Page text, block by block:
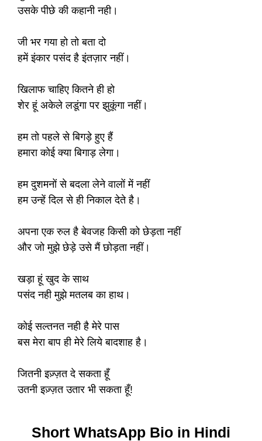
उसके पीछे की कहानी नही।
जी भर गया हो तो बता दो
हमें इंकार पसंद है इंतज़ार नहीं।
खिलाफ चाहिए कितने ही हो
शेर हूं अकेले लडूंगा पर झुकूंगा नहीं।
हम तो पहले से बिगड़े हुए हैं
हमारा कोई क्या बिगाड़ लेगा।
हम दुशमनों से बदला लेने वालों में नहीं
हम उन्हें दिल से ही निकाल देते है।
अपना एक रुल है बेवजह किसी को छेड़ता नहीं
और जो मुझे छेड़े उसे मैं छोड़ता नहीं।
खड़ा हूं खुद के साथ
पसंद नही मुझे मतलब का हाथ।
कोई सल्तनत नही है मेरे पास
बस मेरा बाप ही मेरे लिये बादशाह है।
जितनी इज़्ज़त दे सकता हूँ
उतनी इज़्ज़त उतार भी सकता हूँ!
Short WhatsApp Bio in Hindi